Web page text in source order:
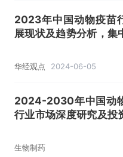
2023年中国动物疫苗
展现状及趋势分析，集
艺、市场化能力转向
「图」
华经观点 2024-06-05
2024-2030年中国动
行业市场深度研究及投
生物制药